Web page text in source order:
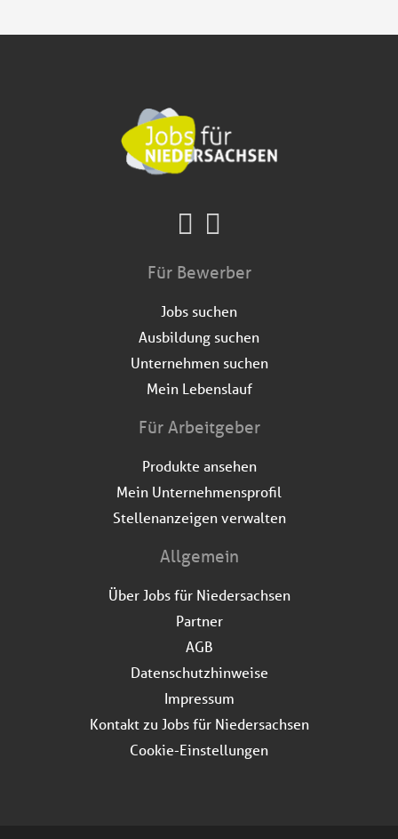
Für Bewerber
Jobs suchen
Ausbildung suchen
Unternehmen suchen
Mein Lebenslauf
Für Arbeitgeber
Produkte ansehen
Mein Unternehmensprofil
Stellenanzeigen verwalten
Allgemein
Über Jobs für Niedersachsen
Partner
AGB
Datenschutzhinweise
Impressum
Kontakt zu Jobs für Niedersachsen
Cookie-Einstellungen